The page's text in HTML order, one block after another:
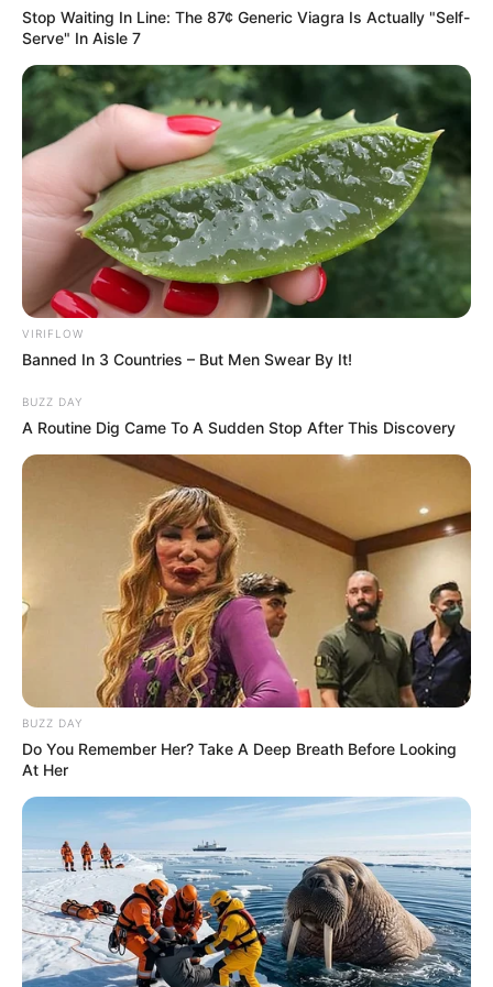
Stop Waiting In Line: The 87¢ Generic Viagra Is Actually "Self-
Serve" In Aisle 7
VIRIFLOW
Banned In 3 Countries – But Men Swear By It!
BUZZ DAY
A Routine Dig Came To A Sudden Stop After This Discovery
BUZZ DAY
Do You Remember Her? Take A Deep Breath Before Looking
At Her